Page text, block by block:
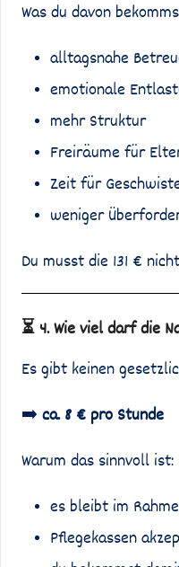
Was du davon
alltagsnahe
emotionale
mehr Struktur
Freiräume für
Zeit für
weniger
Du musst die 131 €
⏳ 4. Wie viel darf die
Es gibt keinen
➡️ca. 8 € pro Stunde
Warum das sinnvoll ist:
es bleibt im
Pflegekassen